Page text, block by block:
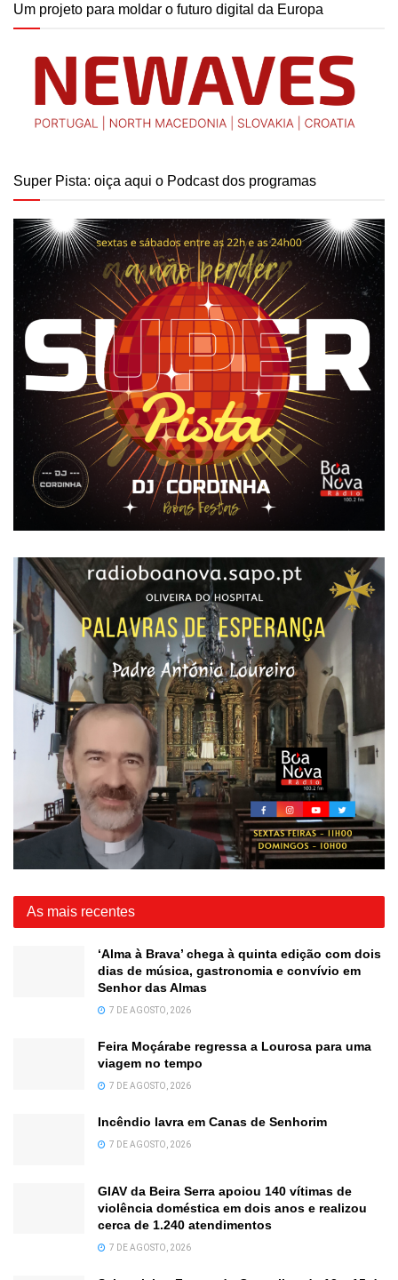
Um projeto para moldar o futuro digital da Europa
Super Pista: oiça aqui o Podcast dos programas
As mais recentes
‘Alma à Brava’ chega à quinta edição com dois
dias de música, gastronomia e convívio em
Senhor das Almas
7 DE AGOSTO, 2026
Feira Moçárabe regressa a Lourosa para uma
viagem no tempo
7 DE AGOSTO, 2026
Incêndio lavra em Canas de Senhorim
7 DE AGOSTO, 2026
GIAV da Beira Serra apoiou 140 vítimas de
violência doméstica em dois anos e realizou
cerca de 1.240 atendimentos
7 DE AGOSTO, 2026